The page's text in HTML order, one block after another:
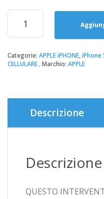
Riparazione
Sostituzione
Tasto
Accensione
iPhone
quantità
Categorie: APPLE iPHONE,iPhone
CELLULARE Marchio: APPLE
Descrizione
Descrizione
QUESTO